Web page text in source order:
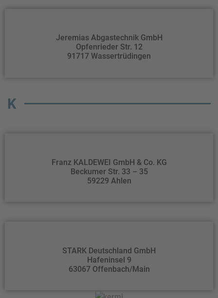
Jeremias Abgastechnik GmbH
Opfenrieder Str. 12
91717 Wassertrüdingen
K
Franz KALDEWEI GmbH & Co. KG
Beckumer Str. 33 – 35
59229 Ahlen
STARK Deutschland GmbH
Hafeninsel 9
63067 Offenbach/Main